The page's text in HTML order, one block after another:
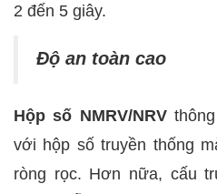
2 đến 5 giây.
Độ an toàn cao
Hộp số NMRV/NRVthông
với hộp số truyền thống
ròng rọc. Hơn nữa, cấu